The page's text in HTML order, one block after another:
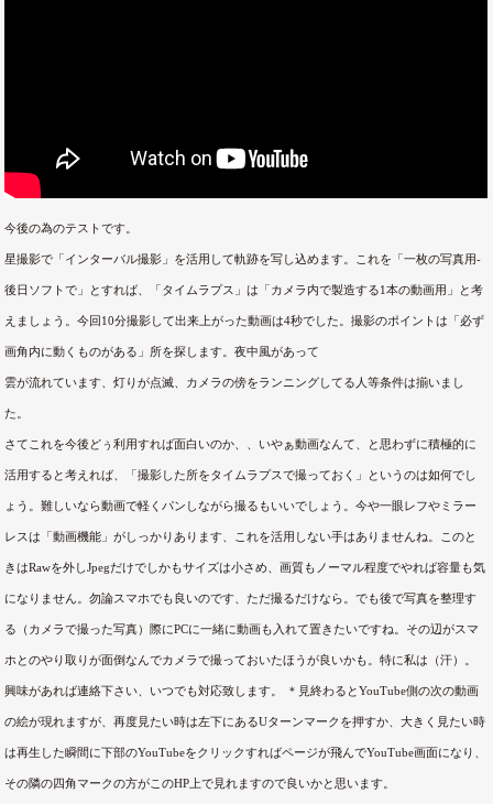
今後の為のテストです。
星撮影で「インターバル撮影」を活用して軌跡を写し込めます。これを「一枚の写真用-
後日ソフトで」とすれば、「タイムラプス」は「カメラ内で製造する1本の動画用」と考
えましょう。今回10分撮影して出来上がった動画は4秒でした。撮影のポイントは「必ず
画角内に動くものがある」所を探します。夜中風があって
雲が流れています、灯りが点滅、カメラの傍をランニングしてる人等条件は揃いまし
た。
さてこれを今後どぅ利用すれば面白いのか、、いやぁ動画なんて、と思わずに積極的に
活用すると考えれば、「撮影した所をタイムラプスで撮っておく」というのは如何でし
ょう。難しいなら動画で軽くパンしながら撮るもいいでしょう。今や一眼レフやミラー
レスは「動画機能」がしっかりあります、これを活用しない手はありませんね。このと
きはRawを外しJpegだけでしかもサイズは小さめ、画質もノーマル程度でやれば容量も気
になりません。勿論スマホでも良いのです、ただ撮るだけなら。でも後で写真を整理す
る（カメラで撮った写真）際にPCに一緒に動画も入れて置きたいですね。その辺がスマ
ホとのやり取りが面倒なんでカメラで撮っておいたほうが良いかも。特に私は（汗）。
興味があれば連絡下さい、いつでも対応致します。 ＊見終わるとYouTube側の次の動画
の絵が現れますが、再度見たい時は左下にあるUターンマークを押すか、大きく見たい時
は再生した瞬間に下部のYouTubeをクリックすればページが飛んでYouTube画面になり、
その隣の四角マークの方がこのHP上で見れますので良いかと思います。